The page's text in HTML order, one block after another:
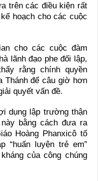
trên các điều kiện rất
hoạch cho các cuộc
cho các cuộc đàm
lãnh đạo phe đối lập,
rằng chính quyền
Thánh để câu giờ hơn
quyết vấn đề.
dụng lập trường thận
bằng cách đưa ra
Hoàng Phanxicô tố
“huấn luyện trẻ em”
của công chúng